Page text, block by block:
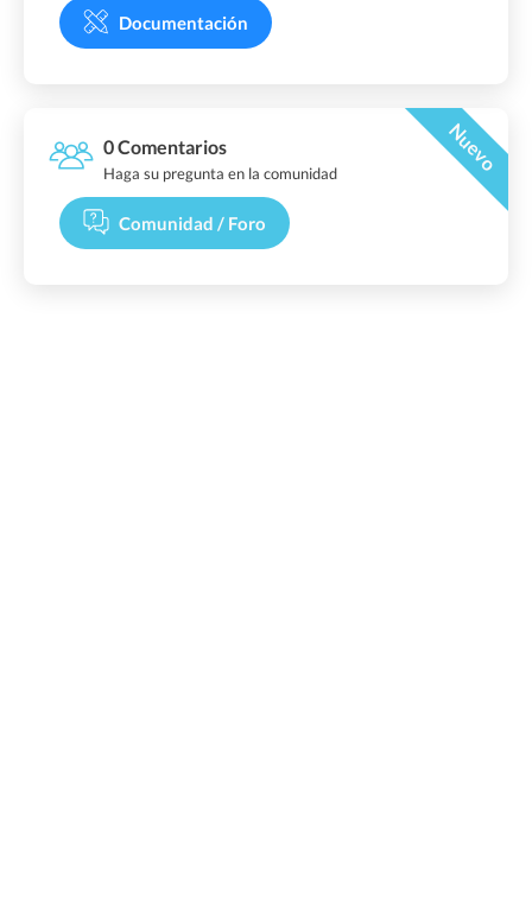
Documentación
0 Comentarios Nuevo
Haga su pregunta en la comunidad
Comunidad / Foro